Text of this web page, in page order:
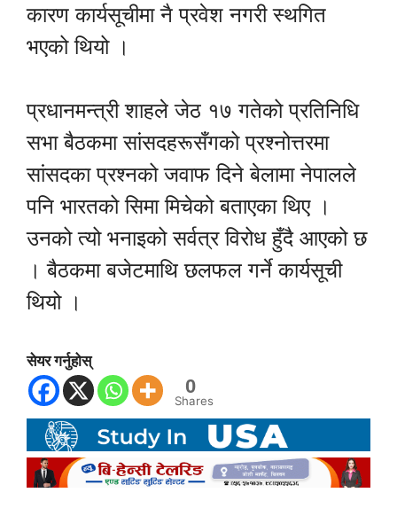
कारण कार्यसूचीमा नै प्रवेश नगरी स्थगित
भएको थियो ।
प्रधानमन्त्री शाहले जेठ १७ गतेको प्रतिनिधि
सभा बैठकमा सांसदहरूसँगको प्रश्नोत्तरमा
सांसदका प्रश्नको जवाफ दिने बेलामा नेपालले
पनि भारतको सिमा मिचेको बताएका थिए ।
उनको त्यो भनाइको सर्वत्र विरोध हुँदै आएको छ
। बैठकमा बजेटमाथि छलफल गर्ने कार्यसूची
थियो ।
सेयर गर्नुहोस्
0
Shares